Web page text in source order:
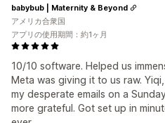
10/10 software. Helped us
Meta was giving it to us raw.
my desperate emails on a
more grateful. Got set up in
babybub | Maternity & Beyond
アメリカ合衆国
アプリの使用期間：約1ヶ月